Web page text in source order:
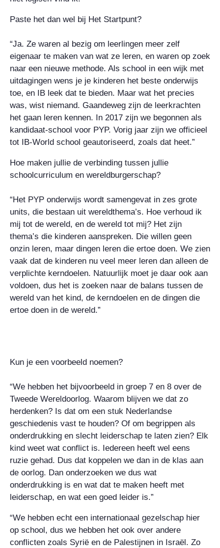
Paste het dan wel bij Het Startpunt?
“Ja. Ze waren al bezig om leerlingen meer zelf
eigenaar te maken van wat ze leren, en waren op zoek
naar een nieuwe methode. Als school in een wijk met
uitdagingen wens je je kinderen het beste onderwijs
toe, en IB leek dat te bieden. Maar wat het precies
was, wist niemand. Gaandeweg zijn de leerkrachten
het gaan leren kennen. In 2017 zijn we begonnen als
kandidaat-school voor PYP. Vorig jaar zijn we officieel
tot IB-World school geautoriseerd, zoals dat heet.”
Hoe maken jullie de verbinding tussen jullie
schoolcurriculum en wereldburgerschap?
“Het PYP onderwijs wordt samengevat in zes grote
units, die bestaan uit wereldthema’s. Hoe verhoud ik
mij tot de wereld, en de wereld tot mij? Het zijn
thema’s die kinderen aanspreken. Die willen geen
onzin leren, maar dingen leren die ertoe doen. We zien
vaak dat de kinderen nu veel meer leren dan alleen de
verplichte kerndoelen. Natuurlijk moet je daar ook aan
voldoen, dus het is zoeken naar de balans tussen de
wereld van het kind, de kerndoelen en de dingen die
ertoe doen in de wereld.”
Kun je een voorbeeld noemen?
“We hebben het bijvoorbeeld in groep 7 en 8 over de
Tweede Wereldoorlog. Waarom blijven we dat zo
herdenken? Is dat om een stuk Nederlandse
geschiedenis vast te houden? Of om begrippen als
onderdrukking en slecht leiderschap te laten zien? Elk
kind weet wat conflict is. Iedereen heeft wel eens
ruzie gehad. Dus dat koppelen we dan in de klas aan
de oorlog. Dan onderzoeken we dus wat
onderdrukking is en wat dat te maken heeft met
leiderschap, en wat een goed leider is.”
“We hebben echt een internationaal gezelschap hier
op school, dus we hebben het ook over andere
conflicten zoals Syrië en de Palestijnen in Israël. Zo